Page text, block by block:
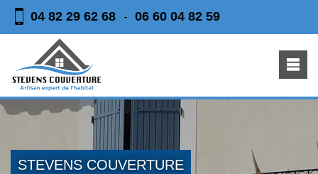
04 82 29 62 68 - 06 60 04 82 59
STEVENS COUVERTURE